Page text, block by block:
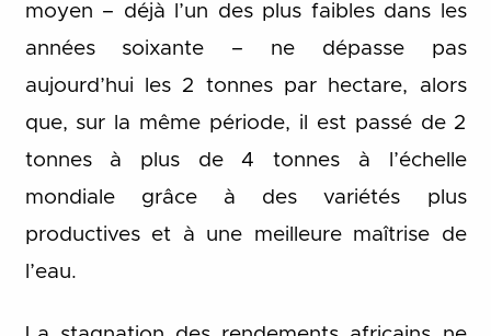
moyen – déjà l’un des plus faibles dans les
années soixante – ne dépasse pas
aujourd’hui les 2 tonnes par hectare, alors
que, sur la même période, il est passé de 2
tonnes à plus de 4 tonnes à l’échelle
mondiale grâce à des variétés plus
productives et à une meilleure maîtrise de
l’eau.